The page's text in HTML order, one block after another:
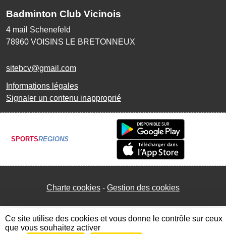
Badminton Club Vicinois
4 mail Schenefeld
78960 VOISINS LE BRETONNEUX
sitebcv@gmail.com
Informations légales
Signaler un contenu inapproprié
SPORTSREGIONS
Charte cookies Gestion des cookies
Ce site utilise des cookies et vous donne le contrôle sur ceux
que vous souhaitez activer